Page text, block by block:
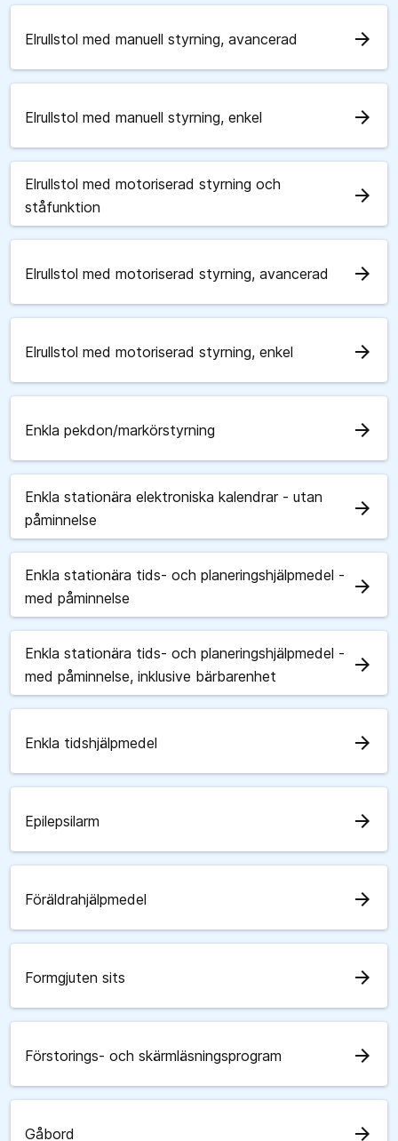
Elrullstol med manuell styrning, avancerad arrow_forward
Elrullstol med manuell styrning, enkel arrow_forward
Elrullstol med motoriserad styrning och
ståfunktion
arrow_forward
Elrullstol med motoriserad styrning, avancerad arrow_forward
Elrullstol med motoriserad styrning, enkel arrow_forward
Enkla pekdon/markörstyrning arrow_forward
Enkla stationära elektroniska kalendrar - utan
påminnelse
arrow_forward
Enkla stationära tids- och planeringshjälpmedel -
med påminnelse
arrow_forward
Enkla stationära tids- och planeringshjälpmedel -
med påminnelse, inklusive bärbarenhet
arrow_forward
Enkla tidshjälpmedel arrow_forward
Epilepsilarm arrow_forward
Föräldrahjälpmedel arrow_forward
Formgjuten sits arrow_forward
Förstorings- och skärmläsningsprogram arrow_forward
Gåbord arrow_forward